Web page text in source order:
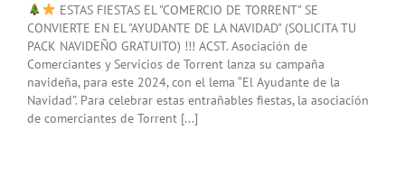
ESTAS FIESTAS EL "COMERCIO DE TORRENT" SE
CONVIERTE EN EL "AYUDANTE DE LA NAVIDAD" (SOLICITA TU
PACK NAVIDEÑO GRATUITO) !!! ACST. Asociación de
Comerciantes y Servicios de Torrent lanza su campaña
navideña, para este 2024, con el lema “El Ayudante de la
Navidad”. Para celebrar estas entrañables fiestas, la asociación
de comerciantes de Torrent [...]